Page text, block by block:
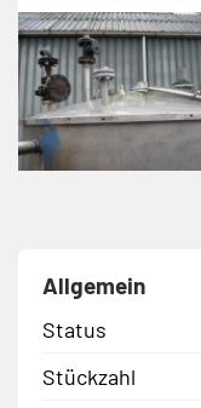
Allgemein
Status
Stückzahl